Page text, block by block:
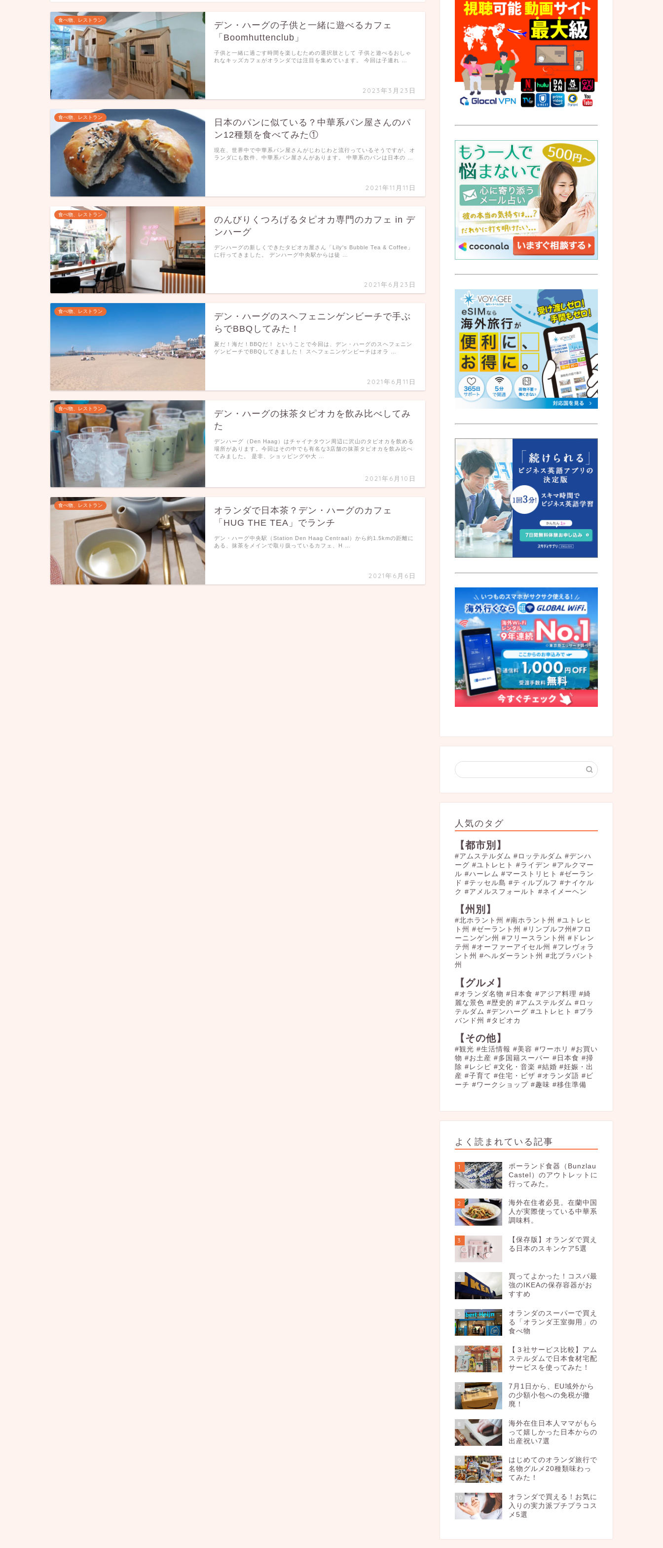
食べ物、レストラン
デン・ハーグの子供と一緒に遊べるカフェ
「Boomhuttenclub」
2023年3月23日
子供と一緒に過ごす時間を楽しむための選択肢として 子供と遊べるおしゃ
れなキッズカフェがオランダでは注目を集めています。 今回は子連れ …
食べ物、レストラン
日本のパンに似ている？中華系パン屋さんのパ
ン12種類を食べてみた①
2021年11月11日
現在、世界中で中華系パン屋さんがじわじわと流行っているそうですが、オ
ランダにも数件、中華系パン屋さんがあります。 中華系のパンは日本の …
食べ物、レストラン
のんびりくつろげるタピオカ専門のカフェ in デ
ンハーグ
2021年6月23日
デンハーグの新しくできたタピオカ屋さん「Lily's Bubble Tea & Coffee」
に行ってきました。 デンハーグ中央駅からは徒 …
食べ物、レストラン
デン・ハーグのスヘフェニンゲンビーチで手ぶ
らでBBQしてみた！
2021年6月11日
夏だ！海だ！BBQだ！ ということで今回は、デン・ハーグのスヘフェニン
ゲンビーチでBBQしてきました！ スヘフェニンゲンビーチはオラ …
食べ物、レストラン
デン・ハーグの抹茶タピオカを飲み比べしてみ
た
2021年6月10日
デンハーグ（Den Haag）はチャイナタウン周辺に沢山のタピオカを飲める
場所があります。今回はその中でも有名な3店舗の抹茶タピオカを飲み比べ
てみました。 是非、ショッピングや大 …
食べ物、レストラン
オランダで日本茶？デン・ハーグのカフェ
「HUG THE TEA」でランチ
2021年6月6日
デン・ハーグ中央駅（Station Den Haag Centraal）から約1.5kmの距離に
ある、抹茶をメインで取り扱っているカフェ、H …
人気のタグ
【都市別】
#アムステルダム #ロッテルダム #デンハ
ーグ #ユトレヒト #ライデン #アルクマー
ル #ハーレム #マーストリヒト #ゼーラン
ド #テッセル島 #ティルブルフ #ナイケル
ク #アメルスフォールト #ネイメーヘン
【州別】
#北ホラント州 #南ホラント州 #ユトレヒ
ト州 #ゼーラント州 #リンブルフ州#フロ
ーニンゲン州 #フリースラント州 #ドレン
テ州 #オーファーアイセル州 #フレヴォラ
ント州 #ヘルダーラント州 #北ブラバント
州
【グルメ】
#オランダ名物 #日本食 #アジア料理 #綺
麗な景色 #歴史的 #アムステルダム #ロッ
テルダム #デンハーグ #ユトレヒト #ブラ
バンド州 #タピオカ
【その他】
#観光 #生活情報 #美容 #ワーホリ #お買い
物 #お土産 #多国籍スーパー #日本食 #掃
除 #レシピ #文化・音楽 #結婚 #妊娠・出
産 #子育て #住宅・ビザ #オランダ語 #ビ
ーチ #ワークショップ #趣味 #移住準備
よく読まれている記事
1
ポーランド食器（Bunzlau
Castel）のアウトレットに
行ってみた。
2
海外在住者必見。在蘭中国
人が実際使っている中華系
調味料。
3
【保存版】オランダで買え
る日本のスキンケア5選
4
買ってよかった！コスパ最
強のIKEAの保存容器がお
すすめ
5
オランダのスーパーで買え
る「オランダ王室御用」の
食べ物
6
【３社サービス比較】アム
ステルダムで日本食材宅配
サービスを使ってみた！
7
7月1日から、EU域外から
の少額小包への免税が撤
廃！
8
海外在住日本人ママがもら
って嬉しかった日本からの
出産祝い7選
9
はじめてのオランダ旅行で
名物グルメ20種類味わっ
てみた！
10
オランダで買える！お気に
入りの実力派プチプラコス
メ5選